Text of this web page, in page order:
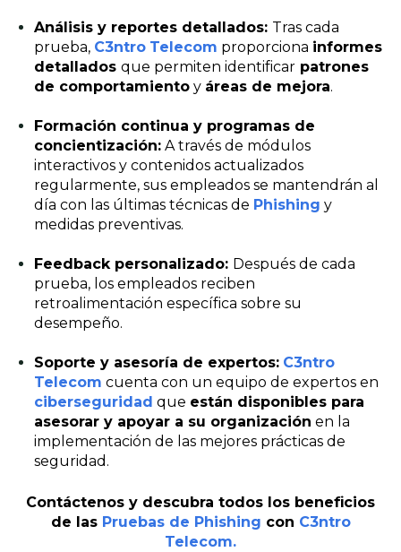
Análisis y reportes detallados: Tras cada
prueba, C3ntro Telecom proporciona informes
detallados que permiten identificarpatrones
de comportamientoy áreas de mejora.
Formación continua y programas de
concientización:A través de módulos
interactivos y contenidos actualizados
regularmente, sus empleados se mantendrán al
día con las últimas técnicas de Phishing y
medidas preventivas.
Feedback personalizado: Después de cada
prueba, los empleados reciben
retroalimentación específica sobre su
desempeño.
Soporte y asesoría de expertos: C3ntro
Telecom cuenta con un equipo de expertos en
ciberseguridad que están disponibles para
asesorar y apoyar a su organización en la
implementación de las mejores prácticas de
seguridad.
Contáctenos y descubra todos los beneficios
de las Pruebas de Phishing con C3ntro
Telecom.